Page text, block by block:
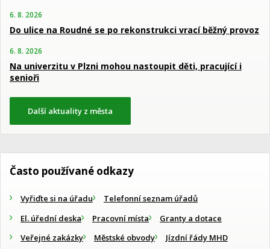
6. 8. 2026
Do ulice na Roudné se po rekonstrukci vrací běžný provoz
6. 8. 2026
Na univerzitu v Plzni mohou nastoupit děti, pracující i
senioři
Další aktuality z města
Často používané odkazy
Vyřiďte si na úřadu
Telefonní seznam úřadů
El. úřední deska
Pracovní místa
Granty a dotace
Veřejné zakázky
Městské obvody Jízdní řády MHD